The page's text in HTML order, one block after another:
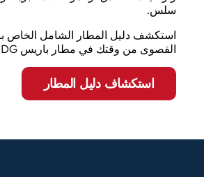
سلس.
استكشف دليل المطار الشامل الخاص
القصوى من وقتك في مطار باريس CDG.
استكشاف دليل المطار